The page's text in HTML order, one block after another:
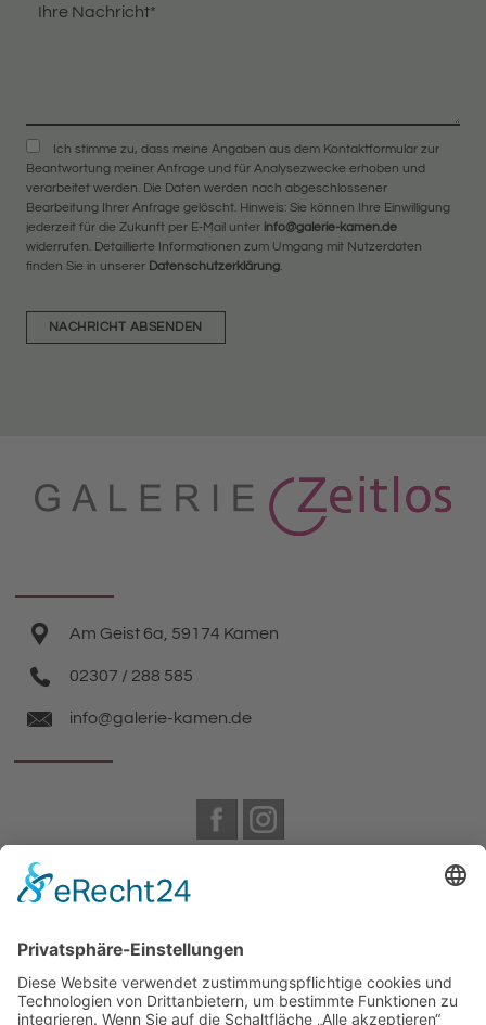
Ich stimme zu, dass meine Angaben aus dem Kontaktformular zur
Beantwortung meiner Anfrage und für Analysezwecke erhoben und
verarbeitet werden. Die Daten werden nach abgeschlossener
Bearbeitung Ihrer Anfrage gelöscht. Hinweis: Sie können Ihre Einwilligung
jederzeit für die Zukunft per E-Mail unter info@galerie-kamen.de
widerrufen. Detaillierte Informationen zum Umgang mit Nutzerdaten
finden Sie in unserer Datenschutzerklärung.
NACHRICHT ABSENDEN
Am Geist 6a, 59174 Kamen
02307 / 288 585
info@galerie-kamen.de
Wir benötigen Ihre Zustimmung, um den
Google Maps-Service zu laden!
Wir verwenden einen Service eines